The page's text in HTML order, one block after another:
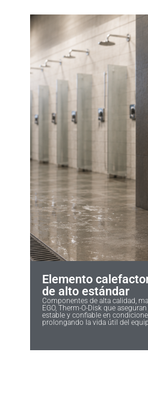
Elemento
de alto estándar
Componentes de alta calidad,
EGO, Therm-O-Disk que
estable y confiable en
prolongando la vida útil del